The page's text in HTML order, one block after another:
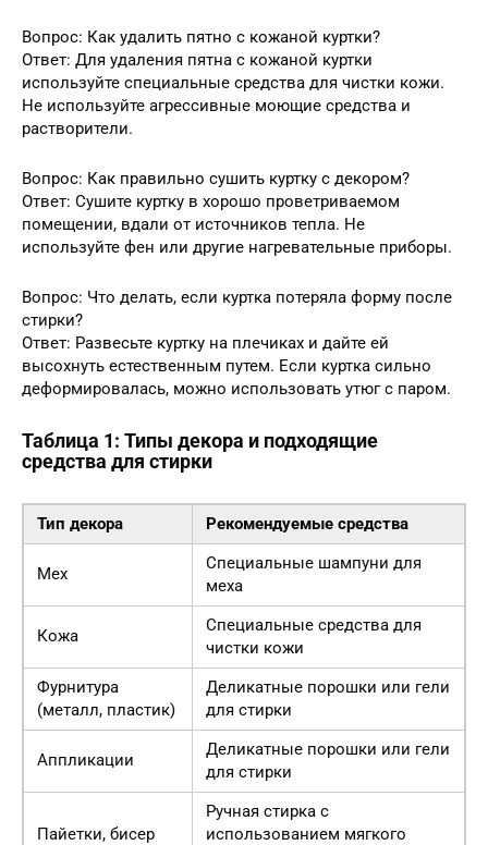
Вопрос: Как удалить пятно с кожаной куртки?
Ответ: Для удаления пятна с кожаной куртки
используйте специальные средства для чистки кожи.
Не используйте агрессивные моющие средства и
растворители.
Вопрос: Как правильно сушить куртку с декором?
Ответ: Сушите куртку в хорошо проветриваемом
помещении, вдали от источников тепла. Не
используйте фен или другие нагревательные приборы.
Вопрос: Что делать, если куртка потеряла форму после
стирки?
Ответ: Развесьте куртку на плечиках и дайте ей
высохнуть естественным путем. Если куртка сильно
деформировалась, можно использовать утюг с паром.
Таблица 1: Типы декора и подходящие
средства для стирки
Тип декора Рекомендуемые средства
Мех
Специальные шампуни для
меха
Кожа
Специальные средства для
чистки кожи
Фурнитура
(металл, пластик)
Деликатные порошки или гели
для стирки
Аппликации
Деликатные порошки или гели
для стирки
Пайетки, бисер
Ручная стирка с
использованием мягкого